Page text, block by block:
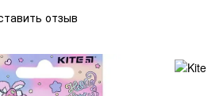
отзыв